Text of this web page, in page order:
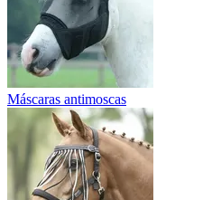
Máscaras antimoscas